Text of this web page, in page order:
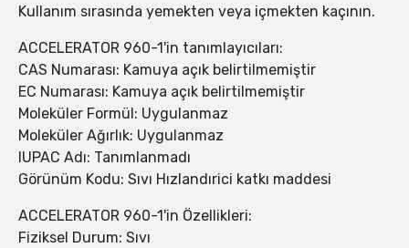
Kullanım sırasında yemekten veya içmekten kaçının.
ACCELERATOR 960-1'in tanımlayıcıları:
CAS Numarası: Kamuya açık belirtilmemiştir
EC Numarası: Kamuya açık belirtilmemiştir
Moleküler Formül: Uygulanmaz
Moleküler Ağırlık: Uygulanmaz
IUPAC Adı: Tanımlanmadı
Görünüm Kodu: Sıvı Hızlandırici katkı maddesi
ACCELERATOR 960-1'in Özellikleri:
Fiziksel Durum: Sıvı